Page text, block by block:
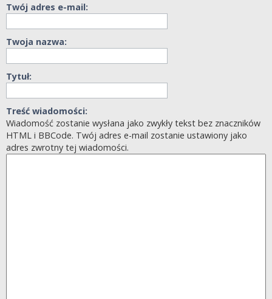
Twój adres e-mail:
Twoja nazwa:
Tytuł:
Treść wiadomości:
Wiadomość zostanie wysłana jako zwykły tekst bez znaczników
HTML i BBCode. Twój adres e-mail zostanie ustawiony jako
adres zwrotny tej wiadomości.